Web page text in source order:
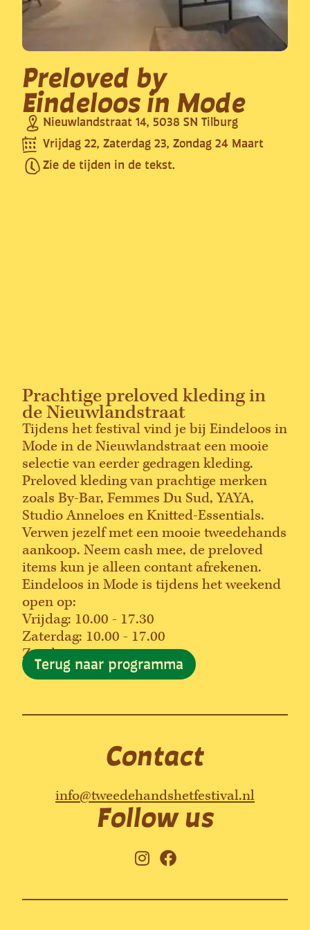
Preloved by
Eindeloos in Mode
Nieuwlandstraat 14, 5038 SN Tilburg
Vrijdag 22, Zaterdag 23, Zondag 24 Maart
Zie de tijden in de tekst.
Prachtige preloved kleding in
de Nieuwlandstraat
Tijdens het festival vind je bij Eindeloos in
Mode in de Nieuwlandstraat een mooie
selectie van eerder gedragen kleding.
Preloved kleding van prachtige merken
zoals By-Bar, Femmes Du Sud, YAYA,
Studio Anneloes en Knitted-Essentials.
Verwen jezelf met een mooie tweedehands
aankoop. Neem cash mee, de preloved
items kun je alleen contant afrekenen.
Eindeloos in Mode is tijdens het weekend
open op:
Vrijdag: 10.00 - 17.30
Zaterdag: 10.00 - 17.00
Zondag: 13.00 - 17.00
Terug naar programma
Contact
info@tweedehandshetfestival.nl
Follow us
I
t
F
a
e